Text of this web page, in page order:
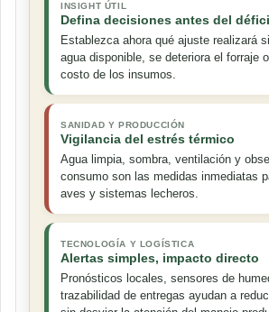
INSIGHT ÚTIL
Defina decisiones antes del
Establezca ahora qué ajuste realizará
agua disponible, se deteriora el forraje
costo de los insumos.
SANIDAD Y PRODUCCIÓN
Vigilancia del estrés térmico
Agua limpia, sombra, ventilación y
consumo son las medidas inmediatas
aves y sistemas lecheros.
TECNOLOGÍA Y LOGÍSTICA
Alertas simples, impacto directo
Pronósticos locales, sensores de
trazabilidad de entregas ayudan a